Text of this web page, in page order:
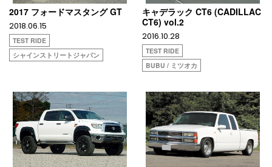
2017 フォードマスタング GT
2018.06.15
TEST RIDE
シャインストリートジャパン
キャデラック CT6 (CADILLAC
CT6) vol.2
2016.10.28
TEST RIDE
BUBU / ミツオカ